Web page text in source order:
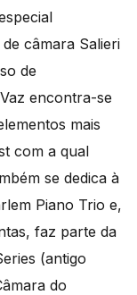
câmara Salieri
de
encontra-se
mais
com a qual
se dedica à
Piano Trio e,
faz parte da
(antigo
do